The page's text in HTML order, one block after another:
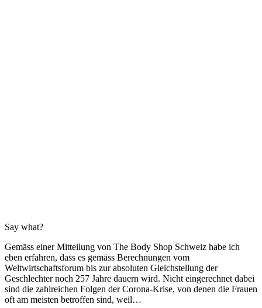
Say what?
Gemäss einer Mitteilung von The Body Shop Schweiz habe ich
eben erfahren, dass es gemäss Berechnungen vom
Weltwirtschaftsforum bis zur absoluten Gleichstellung der
Geschlechter noch 257 Jahre dauern wird. Nicht eingerechnet dabei
sind die zahlreichen Folgen der Corona-Krise, von denen die Frauen
oft am meisten betroffen sind, weil…